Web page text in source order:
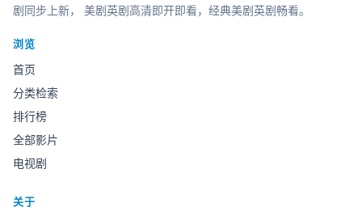
剧同步上新， 美剧英剧高清即开即看， 经典美剧英剧畅看。
浏览
首页
分类检索
排行榜
全部影片
电视剧
关于